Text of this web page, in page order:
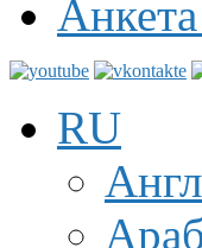
RU